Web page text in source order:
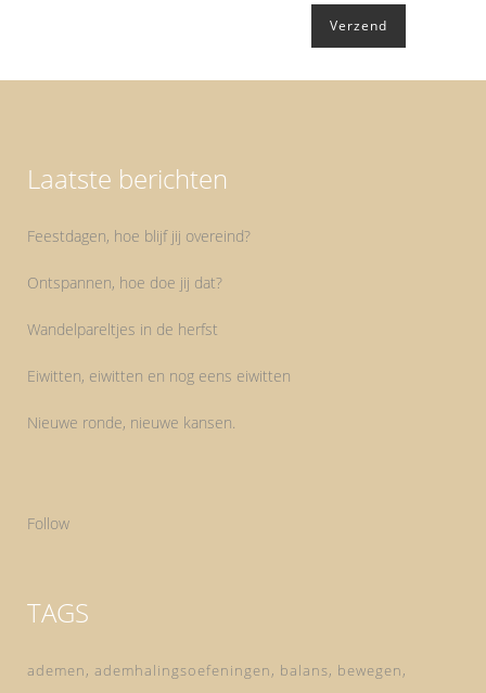
Laatste berichten
Feestdagen, hoe blijf jij overeind?
Ontspannen, hoe doe jij dat?
Wandelpareltjes in de herfst
Eiwitten, eiwitten en nog eens eiwitten
Nieuwe ronde, nieuwe kansen.
Follow
TAGS
ademen ademhalingsoefeningen balans bewegen